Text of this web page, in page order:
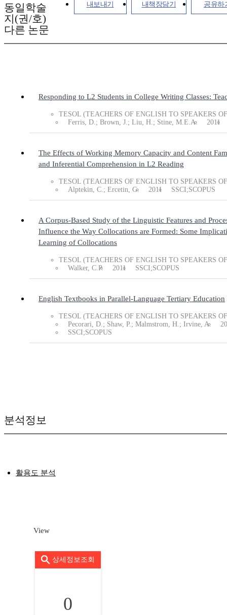
내보내기 내책장담기 공유하
동일학술
지(권/호)
다른 논문
Responding to L2 Students in College Writing Classes:
TESOL (TEACHERS OF ENGLISH TO SPEAKERS
Ferris, D.; Brown, J.; Liu, H.; Stine, M.E.A.
2011
The Effects of Working Memory Capacity and Content
and Inferential Comprehension in L2 Reading
TESOL (TEACHERS OF ENGLISH TO SPEAKERS
Alptekin, C.; Ercetin, G.
2011 SSCI;SCOPUS
A Corpus-Based Study of the Linguistic Features and
Influence the Way Collocations are Formed: Some
Learning of Collocations
TESOL (TEACHERS OF ENGLISH TO SPEAKERS
Walker, C.P.
2011 SSCI;SCOPUS
English Textbooks in Parallel-Language Tertiary Education
TESOL (TEACHERS OF ENGLISH TO SPEAKERS
Pecorari, D.; Shaw, P.; Malmstrom, H.; Irvine, A.
SSCI;SCOPUS
분석정보
활용도 분석
View
상세정보조회
0